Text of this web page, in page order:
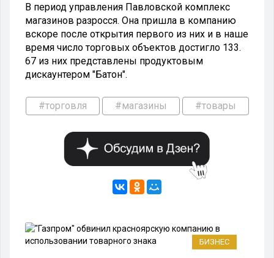
В период управления Павловской комплекс
магазинов разросся. Она пришла в компанию
вскоре после открытия первого из них и в наше
время число торговых объектов достигло 133.
67 из них представлены продуктовым
дискаунтером "Батон".
#торговля #магазины #товары
БИЗНЕС